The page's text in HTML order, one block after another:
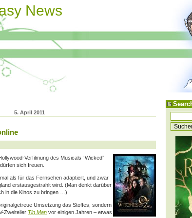
News
5. April 2011
Verfilmung des Musicals “Wicked”
sich freuen.
als für das Fernsehen adaptiert, und zwar
erstausgestrahlt wird. (Man denkt darüber
in die Kinos zu bringen …)
Umsetzung das Stoffes, sondern
Zweiteiler Tin Man vor einigen Jahren – etwas